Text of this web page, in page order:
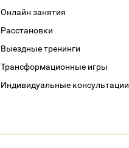
Онлайн занятия
Расстановки
Выездные тренинги
Трансформационные игры
Индивидуальные консультации